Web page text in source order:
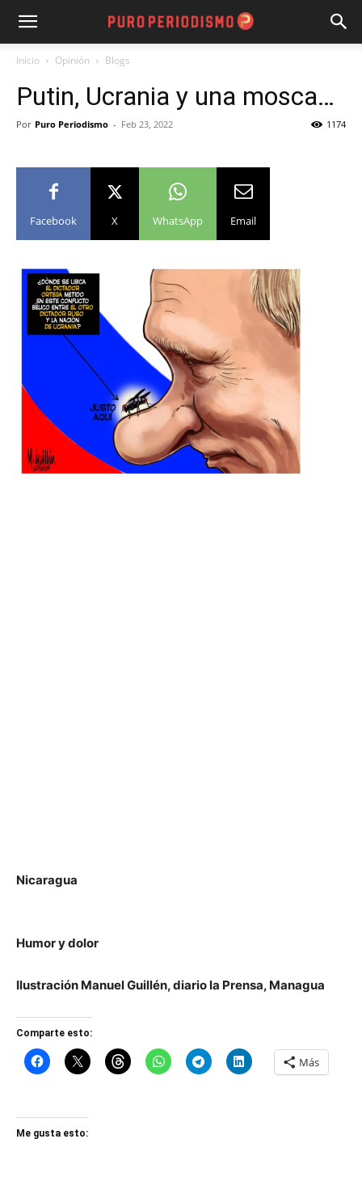
Inicio Opinión Blogs
Putin, Ucrania y una mosca…
Por Puro Periodismo - Feb 23, 2022 1174
Facebook X WhatsApp Email
Nicaragua
Humor y dolor
Ilustración Manuel Guillén, diario la Prensa, Managua
Comparte esto:
Más
Me gusta esto: